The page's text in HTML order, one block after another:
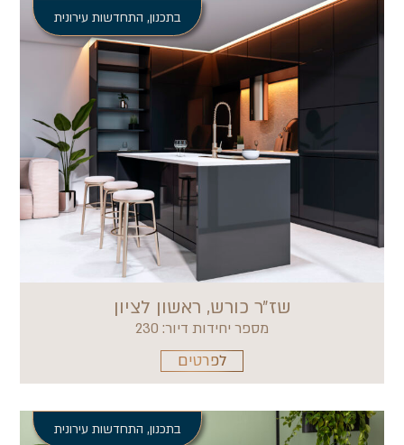
בתכנון, התחדשות עירונית
שז״ר כורש, ראשון לציון
מספר יחידות דיור: 230
לפרטים
בתכנון, התחדשות עירונית